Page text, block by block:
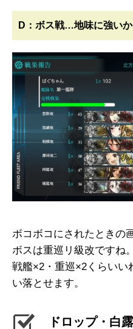
D：ボス戦…地味に強いか
ボコボコにされたときの
ボスは重巡リ級改ですね
戦艦×2・重巡×2くらいい
い落とせます。
ドロップ・白